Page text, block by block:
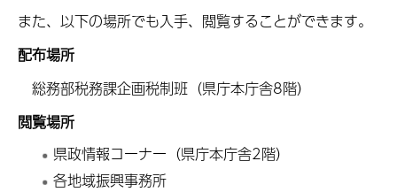
また、以下の場所でも入手、閲覧することができます。
配布場所
総務部税務課企画税制班（県庁本庁舎8階）
閲覧場所
県政情報コーナー（県庁本庁舎2階）
各地域振興事務所